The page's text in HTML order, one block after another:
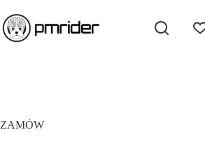
ZAMÓW